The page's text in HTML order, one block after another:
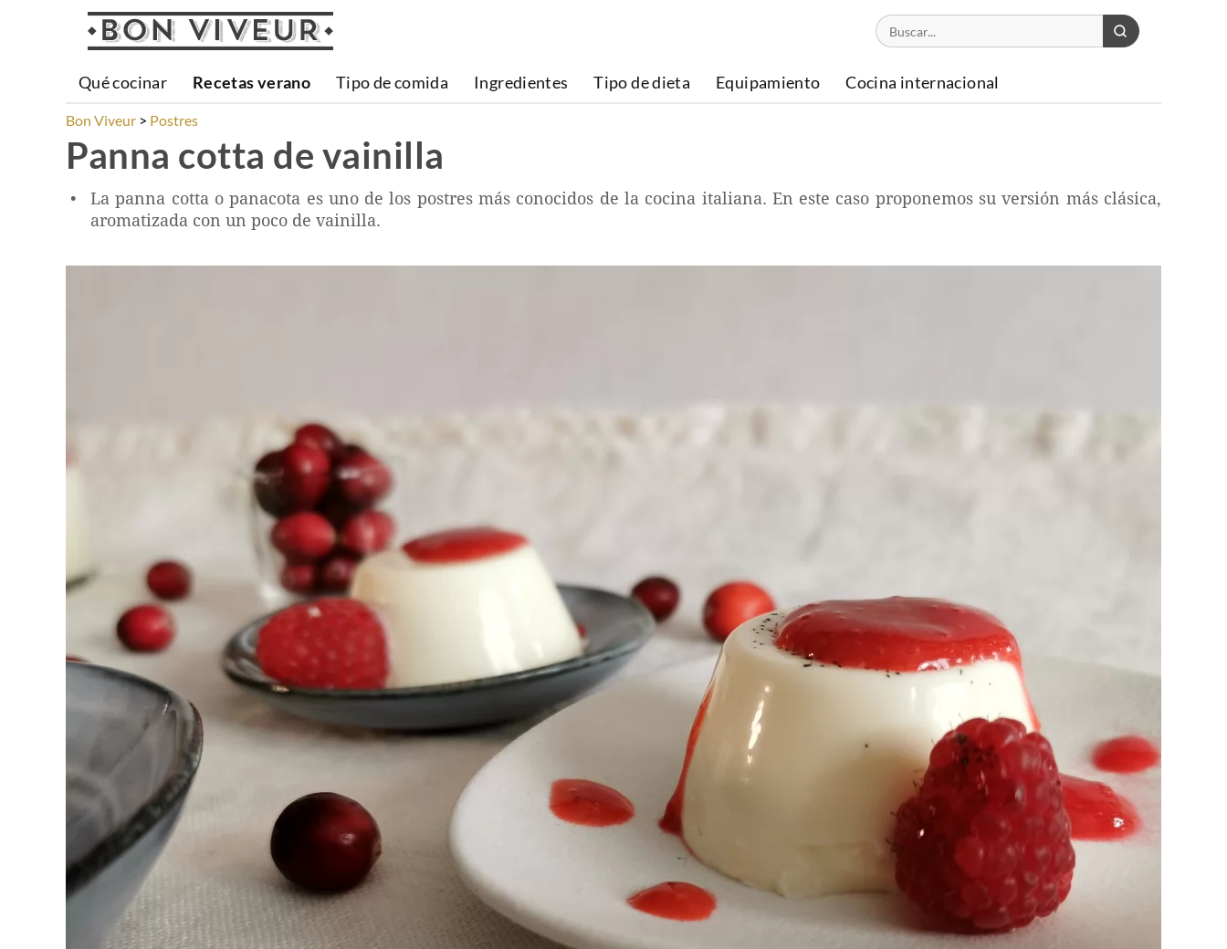
Qué cocinar Recetas verano Tipo de comida Ingredientes Tipo de dieta Equipamiento Cocina internacional
Bon Viveur Postres
Panna cotta de vainilla
La panna cotta o panacota es uno de los postres más conocidos de la cocina italiana. En este caso proponemos su versión más clásica,
aromatizada con un poco de vainilla.